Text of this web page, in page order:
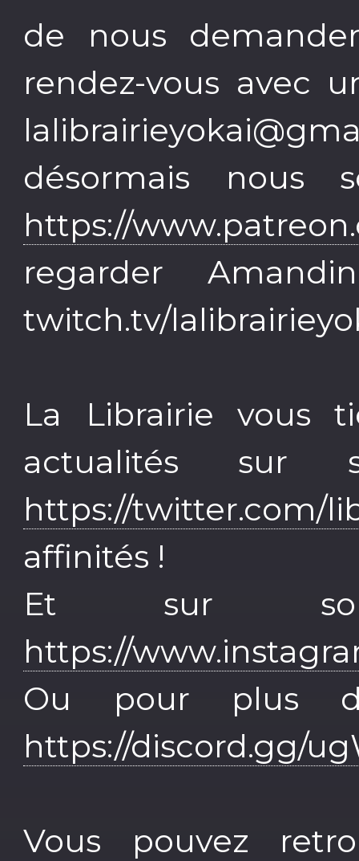
de nous
rendez-vous avec
désormais nous
https://
regarder
twitch.tv/
La Librairie vous
actualités sur
https://twitter.com/
affinités !
Et sur
https://
Ou pour plus
https://discord.gg/
Vous pouvez